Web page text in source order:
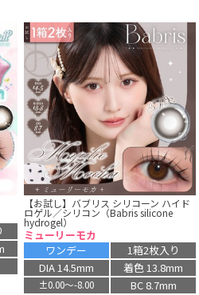
【お試し】バブリス シリコーン ハイド
ロゲル／シリコン（Babris silicone
hydrogel）
ミューリーモカ
ワンデー
1箱2枚入り
DIA 14.5mm
着色 13.8mm
±0.00〜-8.00
BC 8.7mm